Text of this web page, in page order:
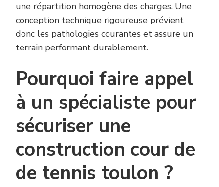
une répartition homogène des charges. Une
conception technique rigoureuse prévient
donc les pathologies courantes et assure un
terrain performant durablement.
Pourquoi faire appel
à un spécialiste pour
sécuriser une
construction cour de
de tennis toulon ?